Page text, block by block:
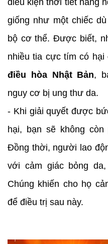
điều kiện thời tiết nắng
giống như một chiếc
bộ cơ thể. Được biết,
nhiều tia cực tím có
điều hòa Nhật Bản,
nguy cơ bị ung thư da.
- Khi giải quyết được
hại, bạn sẽ không
Đồng thời, người lao
với cảm giác bỏng
Chúng khiến cho họ
để điều trị sau này.